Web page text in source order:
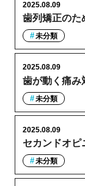
歯列矯正のた
2025.08.09
未分類
歯が動く痛み
2025.08.09
未分類
セカンドオピ
2025.08.09
未分類